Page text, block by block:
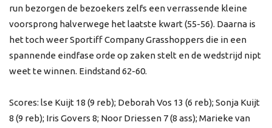
run bezorgen de bezoekers zelfs een verrassende kleine
voorsprong halverwege het laatste kwart (55-56). Daarna is
het toch weer Sportiff Company Grasshoppers die in een
spannende eindfase orde op zaken stelt en de wedstrijd nipt
weet te winnen. Eindstand 62-60.
Scores: lse Kuijt 18 (9 reb); Deborah Vos 13 (6 reb); Sonja Kuijt
8 (9 reb); Iris Govers 8; Noor Driessen 7 (8 ass); Marieke van